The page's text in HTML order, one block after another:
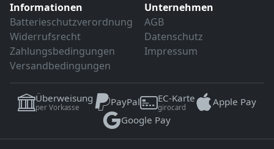
Informationen
Batterieschutzverordnung
Widerrufsrecht
Zahlungsbedingungen
Versandbedingungen
Unternehmen
AGB
Datenschutz
Impressum
Überweisung
per Vorkasse PayPal EC-Karte
girocard
Apple Pay
Google Pay